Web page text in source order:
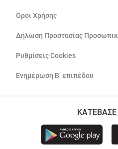
Όροι Χρήσης
Δήλωση Προστασίας
Ρυθμίσεις Cookies
Ενημέρωση Β’ επιπέδου
ΚΑΤΕΒΑΣΕ